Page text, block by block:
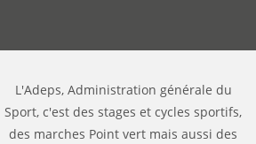
L'Adeps, Administration générale du
Sport, c'est des stages et cycles sportifs,
des marches Point vert mais aussi des